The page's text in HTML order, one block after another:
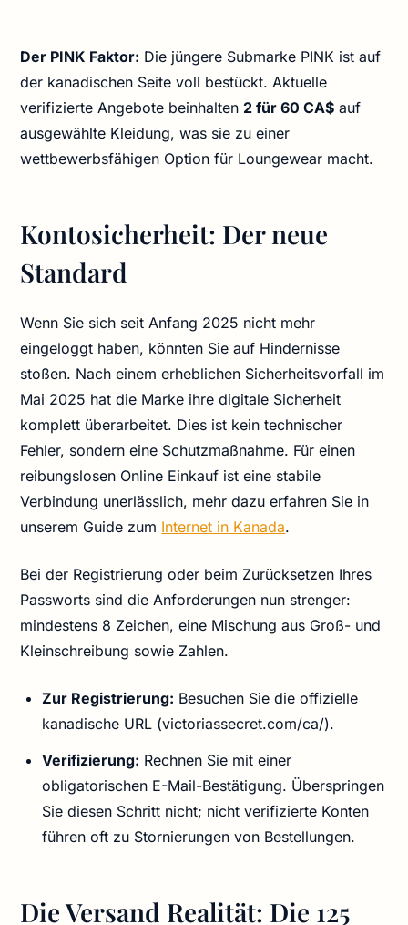
Der PINK Faktor: Die jüngere Submarke PINK ist auf
der kanadischen Seite voll bestückt. Aktuelle
verifizierte Angebote beinhalten 2 für 60 CA$ auf
ausgewählte Kleidung, was sie zu einer
wettbewerbsfähigen Option für Loungewear macht.
Kontosicherheit: Der neue
Standard
Wenn Sie sich seit Anfang 2025 nicht mehr
eingeloggt haben, könnten Sie auf Hindernisse
stoßen. Nach einem erheblichen Sicherheitsvorfall im
Mai 2025 hat die Marke ihre digitale Sicherheit
komplett überarbeitet. Dies ist kein technischer
Fehler, sondern eine Schutzmaßnahme. Für einen
reibungslosen Online Einkauf ist eine stabile
Verbindung unerlässlich, mehr dazu erfahren Sie in
unserem Guide zum Internet in Kanada.
Bei der Registrierung oder beim Zurücksetzen Ihres
Passworts sind die Anforderungen nun strenger:
mindestens 8 Zeichen, eine Mischung aus Groß- und
Kleinschreibung sowie Zahlen.
Zur Registrierung: Besuchen Sie die offizielle
kanadische URL (victoriassecret.com/ca/).
Verifizierung: Rechnen Sie mit einer
obligatorischen E-Mail-Bestätigung. Überspringen
Sie diesen Schritt nicht; nicht verifizierte Konten
führen oft zu Stornierungen von Bestellungen.
Die Versand Realität: Die 125